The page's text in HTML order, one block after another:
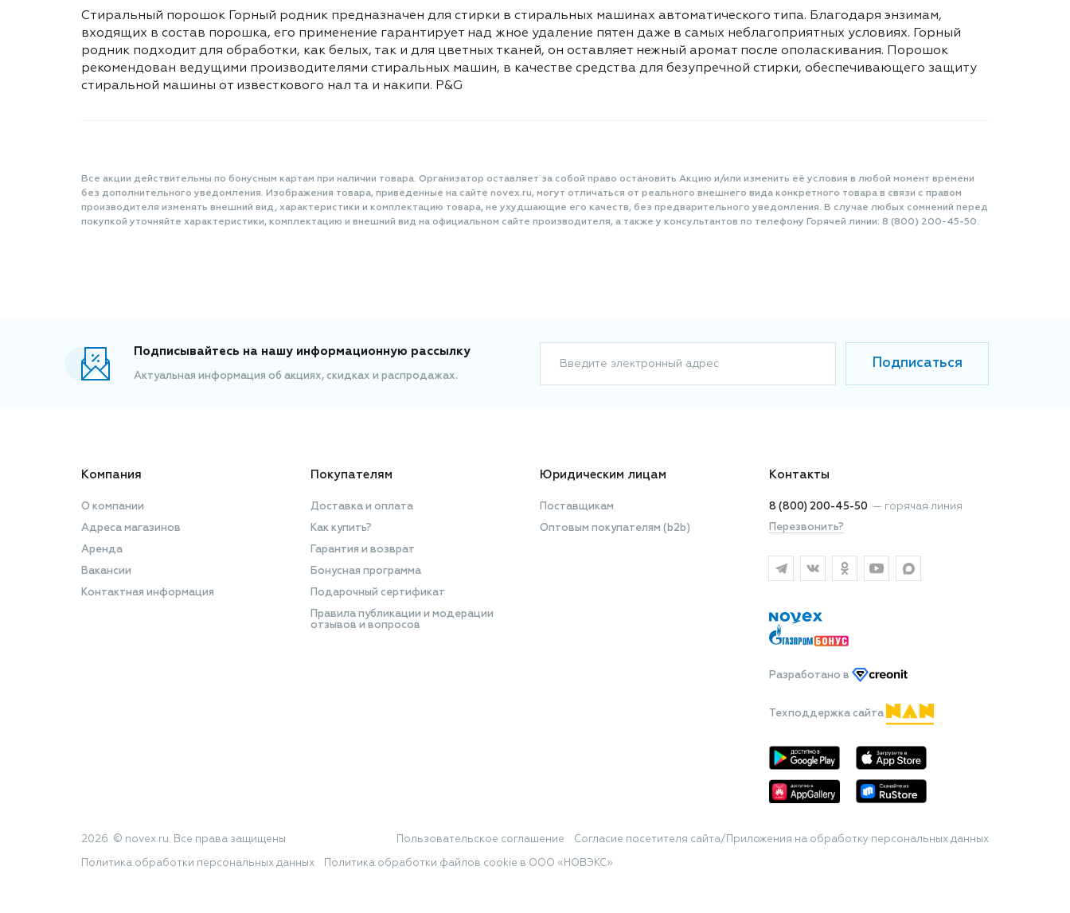
Стиральный порошок Горный родник предназначен для стирки в стиральных машинах автоматического типа. Благодаря энзимам,
входящих в состав порошка, его применение гарантирует над жное удаление пятен даже в самых неблагоприятных условиях. Горный
родник подходит для обработки, как белых, так и для цветных тканей, он оставляет нежный аромат после ополаскивания. Порошок
рекомендован ведущими производителями стиральных машин, в качестве средства для безупречной стирки, обеспечивающего защиту
стиральной машины от известкового нал та и накипи. Р&G
Все акции действительны по бонусным картам при наличии товара. Организатор оставляет за собой право остановить Акцию и/или изменить её условия в любой момент времени
без дополнительного уведомления. Изображения товара, приведенные на сайте novex.ru, могут отличаться от реального внешнего вида конкретного товара в связи с правом
производителя изменять внешний вид, характеристики и комплектацию товара, не ухудшающие его качеств, без предварительного уведомления. В случае любых сомнений перед
покупкой уточняйте характеристики, комплектацию и внешний вид на официальном сайте производителя, а также у консультантов по телефону Горячей линии: 8 (800) 200-45-50.
Подписывайтесь на нашу информационную рассылку
Актуальная информация об акциях, скидках и распродажах.
Введите электронный адрес Подписаться
Компания
О компании
Адреса магазинов
Аренда
Вакансии
Контактная информация
Покупателям
Доставка и оплата
Как купить?
Гарантия и возврат
Бонусная программа
Подарочный сертификат
Правила публикации и модерации
отзывов и вопросов
Юридическим лицам
Поставщикам
Оптовым покупателям (b2b)
Контакты
8 (800) 200-45-50 — горячая линия
Перезвонить?
Разработано в
Техподдержка сайта
2026 © novex.ru. Все права защищены Пользовательское соглашение Согласие посетителя сайта/Приложения на обработку персональных данных
Политика обработки персональных данных Политика обработки файлов cookie в ООО «НОВЭКС»